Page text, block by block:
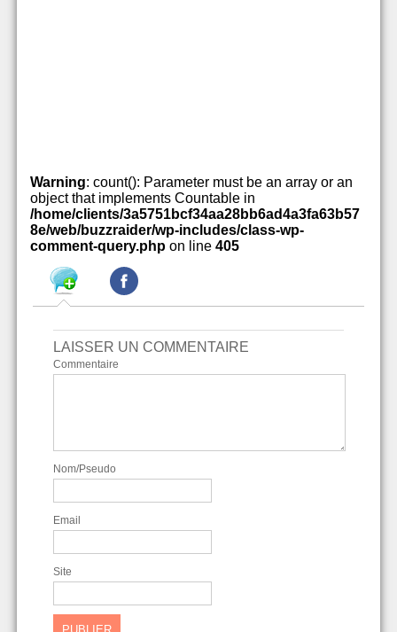
Warning: count(): Parameter must be an array or an
object that implements Countable in
/home/clients/3a5751bcf34aa28bb6ad4a3fa63b57
8e/web/buzzraider/wp-includes/class-wp-
comment-query.php on line 405
LAISSER UN COMMENTAIRE
Commentaire
Nom/Pseudo
Email
Site